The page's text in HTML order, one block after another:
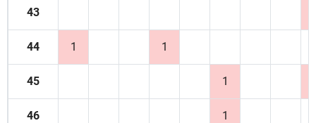
43
44 1 1
45 1
46 1